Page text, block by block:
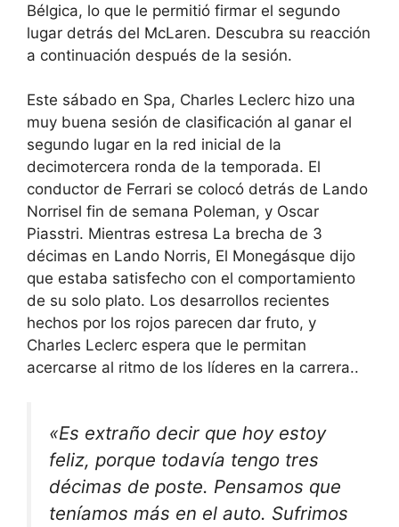
Bélgica, lo que le permitió firmar el segundo
lugar detrás del McLaren. Descubra su reacción
a continuación después de la sesión.
Este sábado en Spa, Charles Leclerc hizo una
muy buena sesión de clasificación al ganar el
segundo lugar en la red inicial de la
decimotercera ronda de la temporada. El
conductor de Ferrari se colocó detrás de Lando
Norrisel fin de semana Poleman, y Oscar
Piasstri. Mientras estresa La brecha de 3
décimas en Lando Norris, El Monegásque dijo
que estaba satisfecho con el comportamiento
de su solo plato. Los desarrollos recientes
hechos por los rojos parecen dar fruto, y
Charles Leclerc espera que le permitan
acercarse al ritmo de los líderes en la carrera..
«Es extraño decir que hoy estoy
feliz, porque todavía tengo tres
décimas de poste. Pensamos que
teníamos más en el auto. Sufrimos